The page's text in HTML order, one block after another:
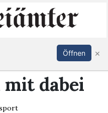
Anmelden
mit dabei
Öffnen ×